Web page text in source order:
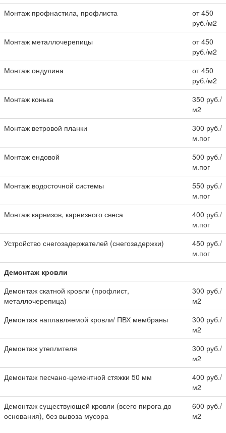
Монтаж профнастила, профлиста
от 450
руб./м2
Монтаж металлочерепицы
от 450
руб./м2
Монтаж ондулина
от 450
руб./м2
Монтаж конька
350 руб./
м2
Монтаж ветровой планки
300 руб./
м.пог
Монтаж ендовой
500 руб./
м.пог
Монтаж водосточной системы
550 руб./
м.пог
Монтаж карнизов, карнизного свеса
400 руб./
м.пог
Устройство снегозадержателей (снегозадержки)
450 руб./
м.пог
Демонтаж кровли
Демонтаж скатной кровли (профлист,
металлочерепица)
300 руб./
м2
Демонтаж наплавляемой кровли/ ПВХ мембраны
300 руб./
м2
Демонтаж утеплителя
300 руб./
м2
Демонтаж песчано-цементной стяжки 50 мм
400 руб./
м2
Демонтаж существующей кровли (всего пирога до
основания), без вывоза мусора
600 руб./
м2